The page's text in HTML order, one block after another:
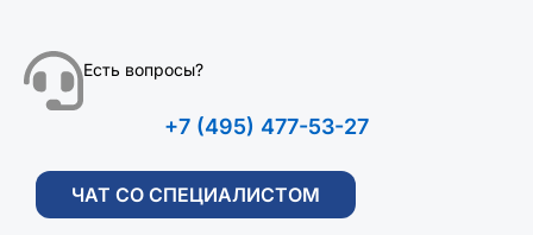
Есть вопросы?
+7 (495) 477-53-27
ЧАТ СО СПЕЦИАЛИСТОМ